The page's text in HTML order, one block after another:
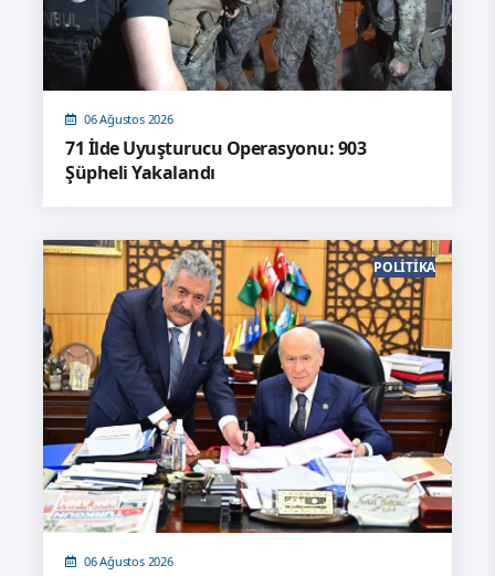
06 Ağustos 2026
71 İlde Uyuşturucu Operasyonu: 903
Şüpheli Yakalandı
06 Ağustos 2026
POLITIKA